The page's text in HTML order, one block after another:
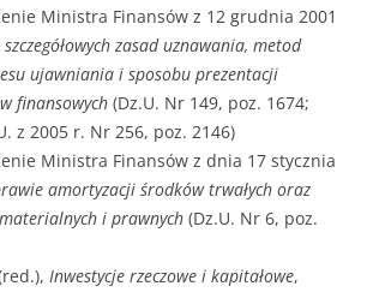
Ministra Finansów z 12 grudnia 2001
zasad uznawania, metod
ujawniania i sposobu prezentacji
finansowych (Dz.U. Nr 149, poz. 1674;
z 2005 r. Nr 256, poz. 2146)
Ministra Finansów z dnia 17 stycznia
amortyzacji środków trwałych oraz
i prawnych (Dz.U. Nr 6, poz.
Inwestycje rzeczowe i kapitałowe,